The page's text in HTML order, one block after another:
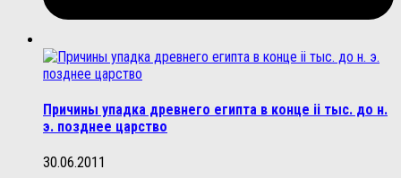
Причины упадка древнего египта в конце ii тыс. до н.
э. позднее царство
30.06.2011